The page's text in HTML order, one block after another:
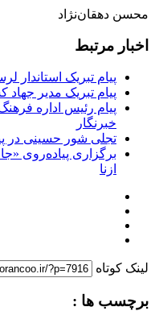
محسن دهقان‌نژاد
اخبار مرتبط
پیام تبریک استاندار
پیام تبریک مدیر جهاد
پیام رئیس اداره
خبرنگار
تجلی شور حسینی در
برگزاری پیاده‌روی
ازنا
لینک کوتاه
برچسب ها :